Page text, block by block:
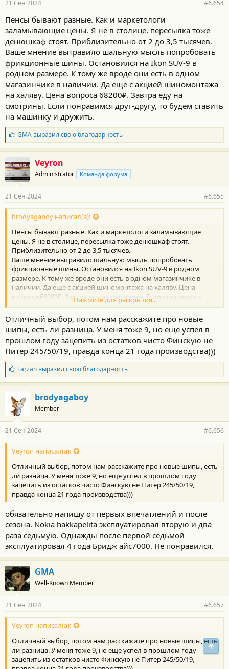
21 Сен 2024 #6.654
Пенсы бывают разные. Как и маркетологи
заламывающие цены. Я не в столице, пересылка тоже
денюшкаф стоят. Приблизительно от 2 до 3,5 тысячев.
Ваше мнение вытравило шальную мысль попробовать
фрикционные шины. Остановился на Ikon SUV-9 в
родном размере. К тому же вроде они есть в одном
магазинчике в наличии. Да еще с акцией шиномонтажа
на халяву. Цена вопроса 68200₽. Завтра еду на
смотрины. Если понравимся друг-другу, то будем ставить
на машинку и дружить.
Б
л
а
о
д
а
н
о
с
и
:
GMAвыразил свою благодарность
Veyron
Administrator Команда форума
21 Сен 2024 #6.655
brodyagaboy написал(а):
Пенсы бывают разные. Как и маркетологи заламывающие
цены. Я не в столице, пересылка тоже денюшкаф стоят.
Приблизительно от 2 до 3,5 тысячев.
Ваше мнение вытравило шальную мысль попробовать
фрикционные шины. Остановился на Ikon SUV-9 в родном
размере. К тому же вроде они есть в одном магазинчике в
наличии. Да еще с акцией шиномонтажа на халяву. Цена
вопроса 68200₽. Завтра еду на смотрины. Если понравимся
друг-другу, то будем ставить на машинку и дружить.
Нажмите для раскрытия...
Отличный выбор, потом нам расскажите про новые
шипы, есть ли разница. У меня тоже 9, но еще успел в
прошлом году зацепить из остатков чисто Финскую не
Питер 245/50/19, правда конца 21 года производства)))
Б
л
а
о
д
а
н
о
с
и
:
Tarzanвыразил свою благодарность
brodyagaboy
Member
21 Сен 2024 #6.656
Veyron написал(а):
Отличный выбор, потом нам расскажите про новые шипы, есть
ли разница. У меня тоже 9, но еще успел в прошлом году
зацепить из остатков чисто Финскую не Питер 245/50/19,
правда конца 21 года производства)))
обязательно напишу от первых впечатлений и после
сезона. Nokia hakkapelita эксплуатировал вторую и два
раза седьмую. Однажды после первой седьмой
эксплуатировал 4 года Бридж айс7000. Не понравился.
GMA
Well-Known Member
21 Сен 2024 #6.657
Veyron написал(а):
Отличный выбор, потом нам расскажите про новые шипы, есть
ли разница. У меня тоже 9, но еще успел в прошлом году
зацепить из остатков чисто Финскую не Питер 245/50/19,